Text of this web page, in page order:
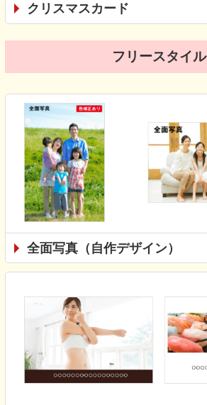
クリスマスカード
フリースタイル
全面写真（自作デザイン）